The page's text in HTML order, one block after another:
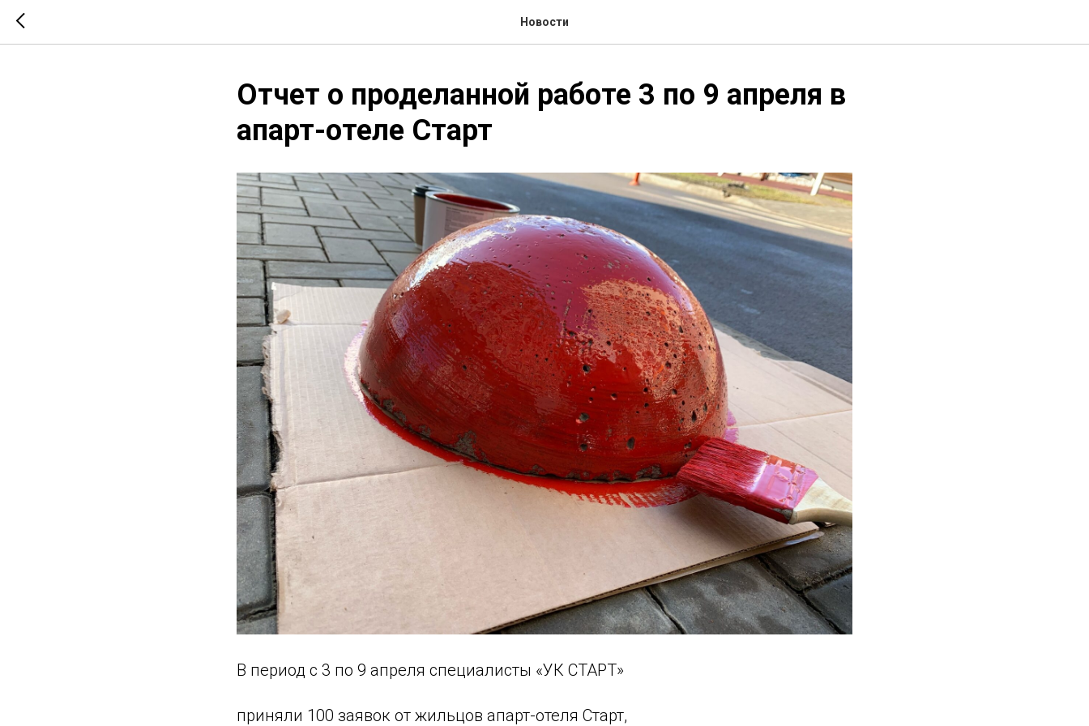
Новости
Отчет о проделанной работе 3 по 9 апреля в
апарт-отеле Старт
В период с 3 по 9 апреля специалисты «УК СТАРТ»
приняли 100 заявок от жильцов апарт-отеля Старт,